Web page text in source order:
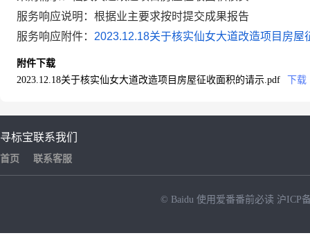
服务响应说明：根据业主要求按时提交成果报告
服务响应附件： 2023.12.18关于核实仙女大道改造项目房屋
附件下载
2023.12.18关于核实仙女大道改造项目房屋征收面积的请示.pdf
下载
寻标宝
首页
联系我们
联系客服
© Baidu 使用爱番番前必读 沪ICP